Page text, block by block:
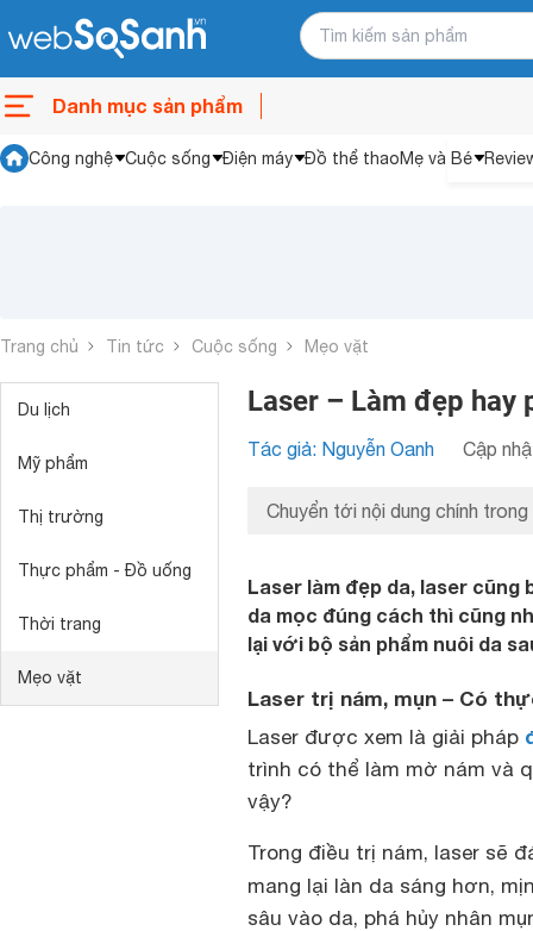
Danh mục sản phẩm
Công nghệ Cuộc sống Điện máy Đồ thể thaoMẹ và Bé
Trang chủ Tin tức Cuộc sống Mẹo vặt
Du lịch
Mỹ phẩm
Thị trường
Thực phẩm - Đồ uống
Thời trang
Mẹo vặt
Laser – Làm đẹp hay
Tác giả: Nguyễn Oanh Cập
Chuyển tới nội dung chính trong
Laser làm đẹp da, laser cũng
da mọc đúng cách thì cũng
lại với bộ sản phẩm nuôi da
Laser trị nám, mụn – Có
Laser được xem là giải pháp
trình có thể làm mờ nám và
vậy?
Trong điều trị nám, laser sẽ
mang lại làn da sáng hơn,
sâu vào da, phá hủy nhân